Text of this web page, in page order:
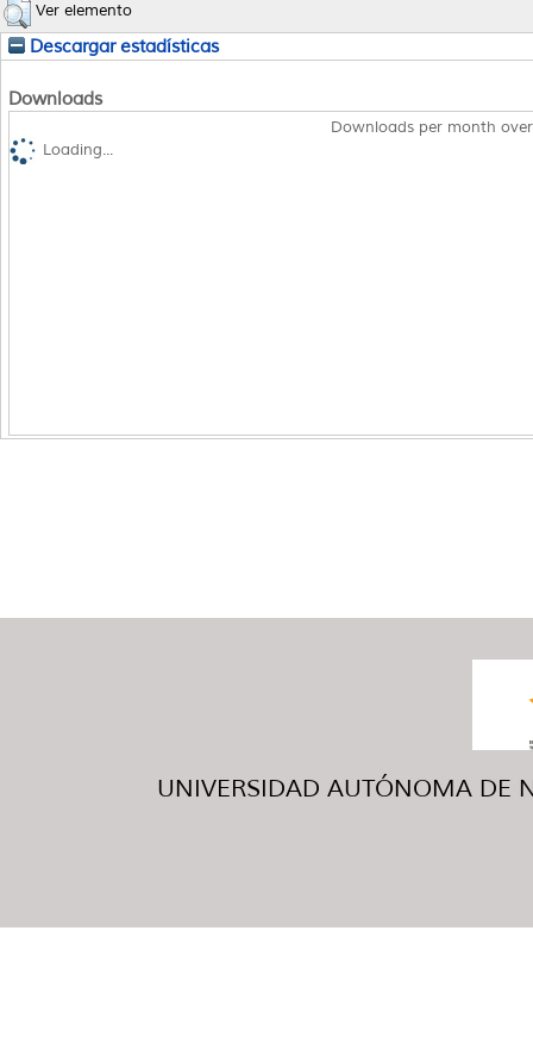
Ver elemento
Descargar estadísticas
Downloads
Downloads per month
Loading...
UNIVERSIDAD AUTÓNOMA DE